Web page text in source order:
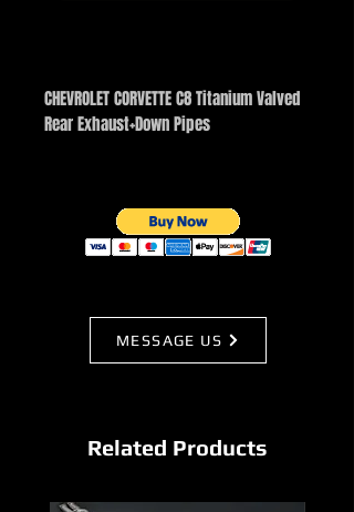
CHEVROLET CORVETTE C8 Titanium Valved
Rear Exhaust+Down Pipes
MESSAGE US
Related Products